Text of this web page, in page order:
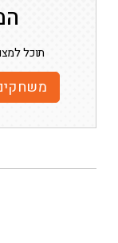
תוכל